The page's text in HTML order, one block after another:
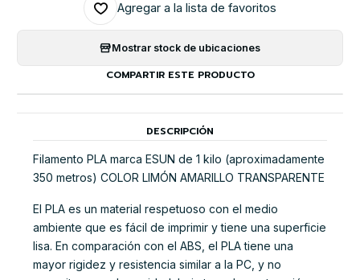
Agregar a la lista de favoritos
Mostrar stock de ubicaciones
COMPARTIR ESTE PRODUCTO
DESCRIPCIÓN
Filamento PLA marca ESUN de 1 kilo (aproximadamente
350 metros) COLOR LIMÓN AMARILLO TRANSPARENTE
El PLA es un material respetuoso con el medio
ambiente que es fácil de imprimir y tiene una superficie
lisa. En comparación con el ABS, el PLA tiene una
mayor rigidez y resistencia similar a la PC, y no